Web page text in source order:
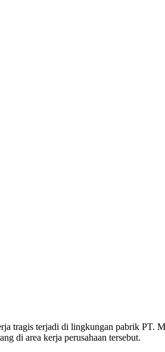
tragis terjadi di lingkungan pabrik PT.
di area kerja perusahaan tersebut.